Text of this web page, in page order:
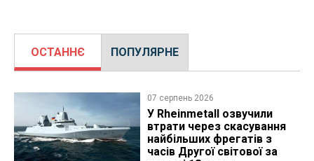
ОСТАННЄ ПОПУЛЯРНЕ
07 серпень 2026
У Rheinmetall озвучили
втрати через скасування
найбільших фрегатів з
часів Другої світової за